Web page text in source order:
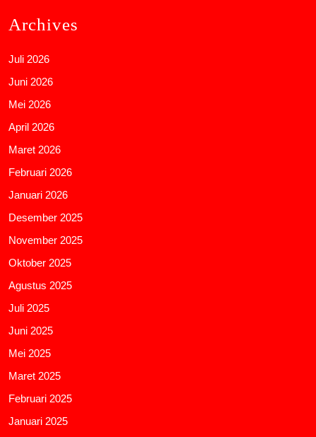
Archives
Juli 2026
Juni 2026
Mei 2026
April 2026
Maret 2026
Februari 2026
Januari 2026
Desember 2025
November 2025
Oktober 2025
Agustus 2025
Juli 2025
Juni 2025
Mei 2025
Maret 2025
Februari 2025
Januari 2025